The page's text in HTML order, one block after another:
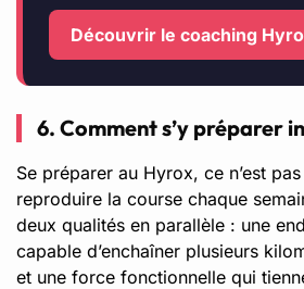
Découvrir le coaching
6. Comment s’y préparer
Se préparer au Hyrox, ce n’est pas
reproduire la course chaque
deux qualités en parallèle : une
capable d’enchaîner plusieurs
et une force fonctionnelle qui